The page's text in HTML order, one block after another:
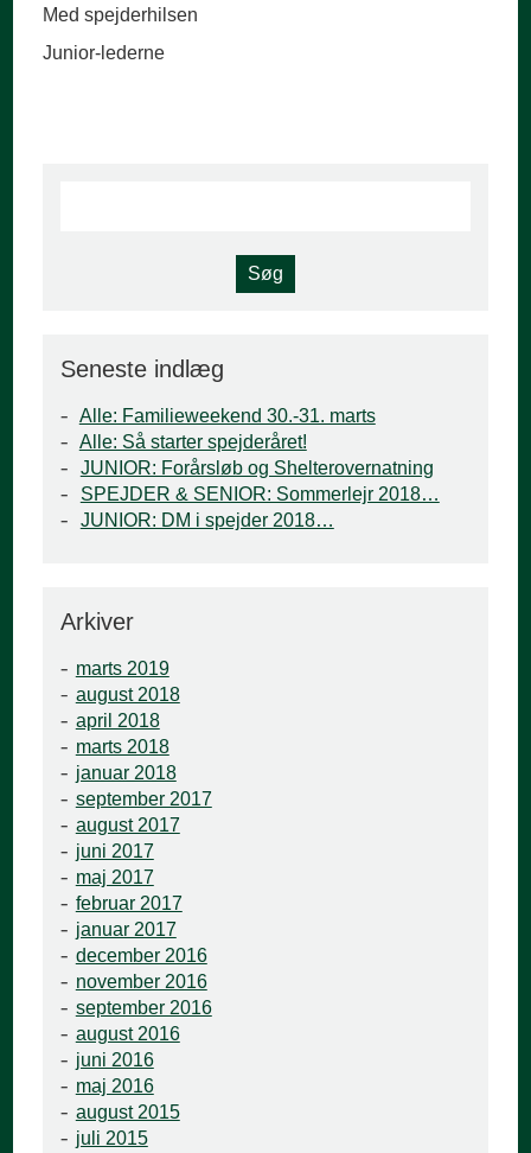
Med spejderhilsen
Junior-lederne
Seneste indlæg
Alle: Familieweekend 30.-31. marts
Alle: Så starter spejderåret!
JUNIOR: Forårsløb og Shelterovernatning
SPEJDER & SENIOR: Sommerlejr 2018…
JUNIOR: DM i spejder 2018…
Arkiver
marts 2019
august 2018
april 2018
marts 2018
januar 2018
september 2017
august 2017
juni 2017
maj 2017
februar 2017
januar 2017
december 2016
november 2016
september 2016
august 2016
juni 2016
maj 2016
august 2015
juli 2015